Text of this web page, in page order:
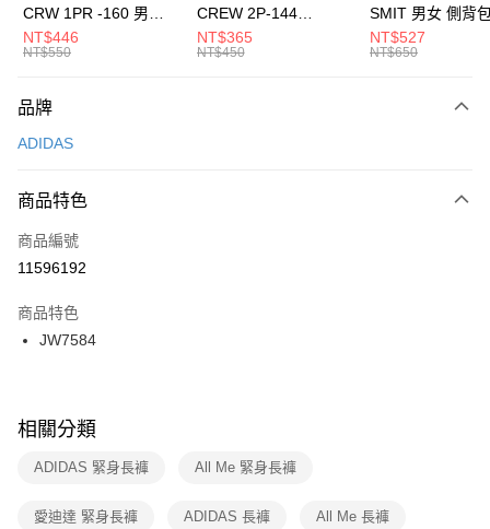
元大商業銀行
台灣樂天信用卡公司
全盈+PAY
AFTEE先享後付
【關於「AFTEE先享後付」】
便利好安心！
３．安心：先確認商品／服務後，再付款。
【「AFTEE先享後付」結帳流程】
１．於結帳方式選擇「AFTEE先享後付」後，將跳轉至「AFTEE先享後付」
２．訂單成立數日內，您將收到繳費通知簡訊。
３．收到繳費通知簡訊後14天內，點擊此簡訊中的連結，可透過四大超商／
ATM／網路銀行／等多元方式進行付款，方視為交易完成。
※ 交易是否成功請以「AFTEE先享後付 」之結帳頁面顯示為準，若有關於
是否繳費成功／繳費後需取消欲退款等相關疑問，請聯繫「AFTEE先享後付
客戶支援中心」 https://netprotections.freshdesk.com/support/home
１．透過由恩沛科技股份有限公司提供之「AFTEE先享後付」服務完成之交
運送方式
每筆NT$100，滿NT$1,500(含以上)免運費
宅配
每筆NT$100，滿NT$1,500(含以上)免運費
付款後門市自取
每筆NT$100，滿NT$1,500(含以上)免運費
CRW 1PR -160 男女
中統襪 FZ3393100
NT$446
NT$550
CREW 2P-144
EMBRDY 男女 短統襪
FZ3073133
NT$365
NT$450
SMIT 男女 側背
BA5871010
NT$527
NT$650
品牌
ADIDAS
商品特色
商品編號
11596192
商品特色
JW7584
相關分類
ADIDAS 緊身長褲 All Me 緊身長褲
愛迪達 緊身長褲 ADIDAS 長褲 All Me 長褲